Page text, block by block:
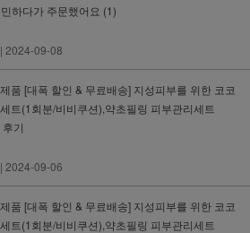
하다가 주문했어요 (1)
| 2024-09-08
품 [대폭 할인 & 무료배송] 지성피부를 위한 코코
트(1회분/비비쿠션),약초필링 피부관리세트
기
| 2024-09-06
품 [대폭 할인 & 무료배송] 지성피부를 위한 코코
트(1회분/비비쿠션),약초필링 피부관리세트